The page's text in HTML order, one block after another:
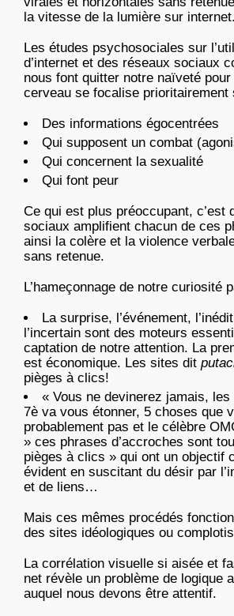
la vitesse de la lumière sur internet.
Les études psychosociales sur
d’internet et des réseaux sociaux
nous font quitter notre naïveté
cerveau se focalise prioritairement
Des informations égocentrées
Qui supposent un combat
Qui concernent la sexualité
Qui font peur
Ce qui est plus préoccupant, c’est
sociaux amplifient chacun de ces
ainsi la colère et la violence
sans retenue.
L’hameçonnage de notre curiosité
La surprise, l’événement,
l’incertain sont des moteurs
captation de notre attention. La
est économique. Les sites dit
pièges à clics!
« Vous ne devinerez jamais,
7è va vous étonner, 5 choses que
probablement pas et le célèbre
» ces phrases d’accroches sont
pièges à clics » qui ont un objectif
évident en suscitant du désir par
et de liens…
Mais ces mêmes procédés
des sites idéologiques ou
La corrélation visuelle si aisée et
net révèle un problème de logique
auquel nous devons être attentif.